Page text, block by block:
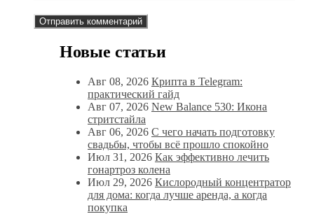
Новые статьи
Авг 08, 2026 Крипта в Telegram:
практический гайд
Авг 07, 2026 New Balance 530: Икона
стритстайла
Авг 06, 2026 С чего начать подготовку
свадьбы, чтобы всё прошло спокойно
Июл 31, 2026 Как эффективно лечить
гонартроз колена
Июл 29, 2026 Кислородный концентратор
для дома: когда лучше аренда, а когда
покупка